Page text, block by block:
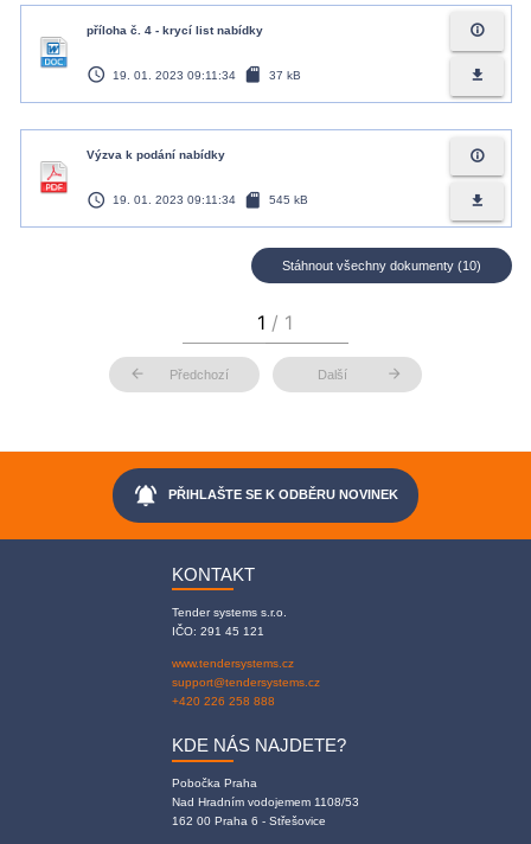
příloha č. 4 - krycí list nabídky
access_time 19. 01. 2023 09:11:34 sd_card 37 kB
info_outline
file_download
Výzva k podání nabídky
access_time 19. 01. 2023 09:11:34 sd_card 545 kB
info_outline
file_download
Stáhnout všechny dokumenty (10)
arrow_back Předchozí Další arrow_forward
notifications_active PŘIHLAŠTE SE K ODBĚRU NOVINEK
KONTAKT
Tender systems s.r.o.
IČO: 291 45 121
www.tendersystems.cz
support@tendersystems.cz
+420 226 258 888
KDE NÁS NAJDETE?
Pobočka Praha
Nad Hradním vodojemem 1108/53
162 00 Praha 6 - Střešovice